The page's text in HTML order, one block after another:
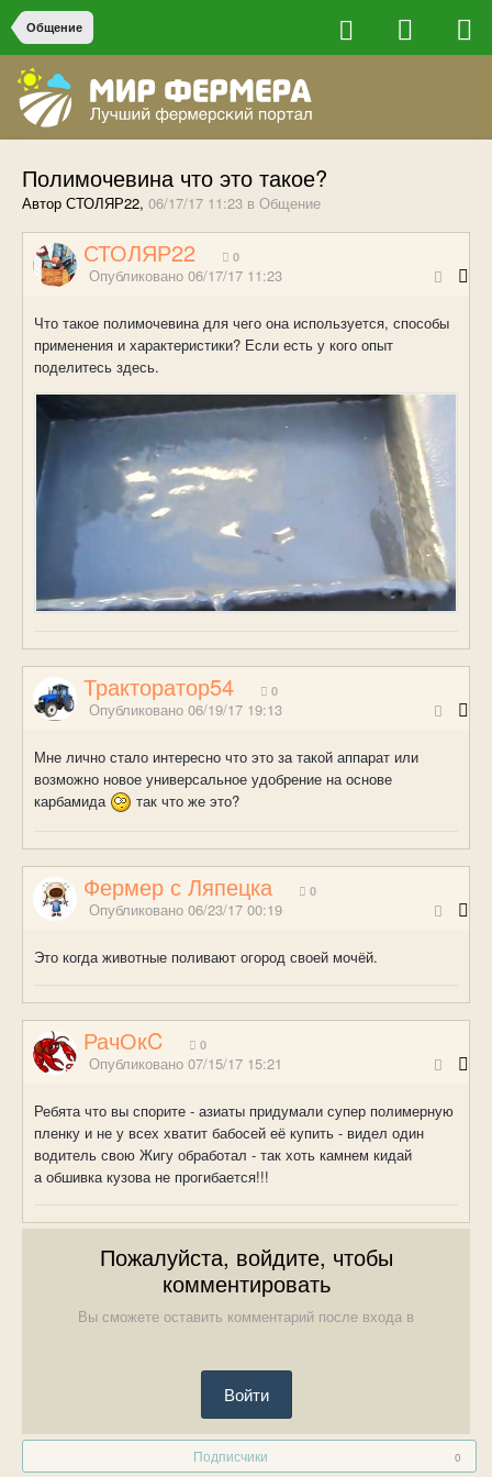
Общение
Полимочевина что это такое?
Автор СТОЛЯР22, 06/17/17 11:23 в Общение
СТОЛЯР22 0
Опубликовано 06/17/17 11:23
Что такое полимочевина для чего она используется, способы
применения и характеристики? Если есть у кого опыт
поделитесь здесь.
Тракторатор54 0
Опубликовано 06/19/17 19:13
Мне лично стало интересно что это за такой аппарат или
возможно новое универсальное удобрение на основе
карбамида
так что же это?
Фермер с Ляпецка 0
Опубликовано 06/23/17 00:19
Это когда животные поливают огород своей мочёй.
РачОкC 0
Опубликовано 07/15/17 15:21
Ребята что вы спорите - азиаты придумали супер полимерную
пленку и не у всех хватит бабосей её купить - видел один
водитель свою Жигу обработал - так хоть камнем кидай
а обшивка кузова не прогибается!!!
Пожалуйста, войдите, чтобы
комментировать
Вы сможете оставить комментарий после входа в
Войти
Подписчики 0